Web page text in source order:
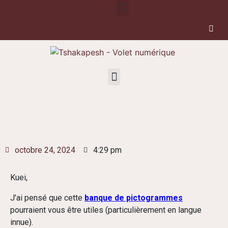
octobre 24, 2024 4:29 pm
Kuei,
J’ai pensé que cette banque de pictogrammes
pourraient vous être utiles (particulièrement en langue
innue).